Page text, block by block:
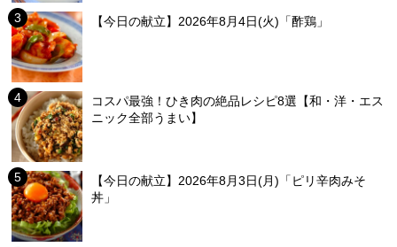
【今日の献立】2026年8月4日(火)「酢鶏」
コスパ最強！ひき肉の絶品レシピ8選【和・洋・エス
ニック全部うまい】
【今日の献立】2026年8月3日(月)「ピリ辛肉みそ
丼」